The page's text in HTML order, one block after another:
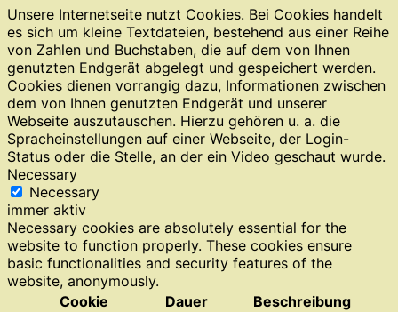
Unsere Internetseite nutzt Cookies. Bei Cookies handelt
es sich um kleine Textdateien, bestehend aus einer Reihe
von Zahlen und Buchstaben, die auf dem von Ihnen
genutzten Endgerät abgelegt und gespeichert werden.
Cookies dienen vorrangig dazu, Informationen zwischen
dem von Ihnen genutzten Endgerät und unserer
Webseite auszutauschen. Hierzu gehören u. a. die
Spracheinstellungen auf einer Webseite, der Login-
Status oder die Stelle, an der ein Video geschaut wurde.
Necessary
Necessary
immer aktiv
Necessary cookies are absolutely essential for the
website to function properly. These cookies ensure
basic functionalities and security features of the
website, anonymously.
Cookie
Dauer Beschreibung